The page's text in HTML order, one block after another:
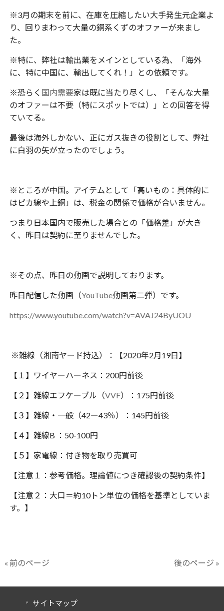
※3月の期末を前に、在庫を圧縮したい大手発生元企業よ
り、回りまわって大量の銅系くずのオファーが来まし
た。
※特に、弊社は輸出業をメインとしている為、「海外
に、特に中国に、輸出してくれ！」との依頼です。
※恐らく 国内需要家は既に当たり尽くし、「そんな大量
のオファーは不要（特にスポットでは）」との回答を得
ていてる。
最後は海外しかない、正にガス抜きの役割として、弊社
に白羽の矢が立ったのでしょう。
※ところが中国。アイテムとして「高いもの：具体的に
はピカ線や上銅」は、税金の関係で価格が合いません。
つまり日本国内で販売した場合との「価格差」が大き
く、昨日は契約に至りませんでした。
※その点、昨日の動画で説明しております。
昨日配信した動画（YouTube動画第二弾）です。
https://www.youtube.com/watch?v=AVAJ24ByUOU
※雑線（湘南ヤード持込）：【2020年2月19日】
【１】ワイヤーハーネス：200円前後
【２】雑線エフケーブル（VVF）：175円前後
【３】雑線・一般（42ー43％）：145円前後
【４】雑線B ：50-100円
【５】家電線：付き物を取り売買可
【注意１：参考価格。理論値につき確認後の契約条件】
【注意２：大口＝約10トン単位の価格を基準としていま
す。】
« 前のページ 後のページ »
サイトマップ